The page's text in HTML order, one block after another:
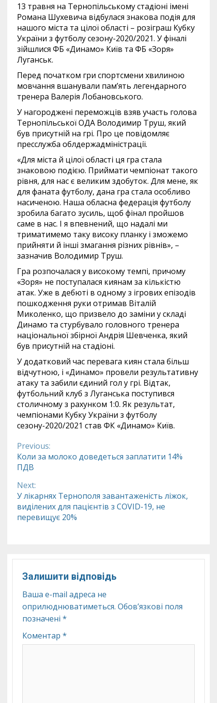
13 травня на Тернопільському стадіоні імені
Романа Шухевича відбулася знакова подія для
нашого міста та цілої області – розіграш Кубку
України з футболу сезону-2020/2021. У фіналі
зійшлися ФБ «Динамо» Київ та ФБ «Зоря»
Луганськ.
Перед початком гри спортсмени хвилиною
мовчання вшанували пам’ять легендарного
тренера Валерія Лобановського.
У нагороджені переможців взяв участь голова
Тернопільської ОДА Володимир Труш, який
був присутній на грі. Про це повідомляє
пресслужба облдержадміністрації.
«Для міста й цілої області ця гра стала
знаковою подією. Приймати чемпіонат такого
рівня, для нас є великим здобуток. Для мене, як
для фаната футболу, дана гра стала особливо
насиченою. Наша обласна федерація футболу
зробила багато зусиль, щоб фінал пройшов
саме в нас. І я впевнений, що надалі ми
триматимемо таку високу планку і зможемо
прийняти й інші змагання різних рівнів», –
зазначив Володимир Труш.
Гра розпочалася у високому темпі, причому
«Зоря» не поступалася киянам за кількістю
атак. Уже в дебюті в одному з ігрових епізодів
пошкодження руки отримав Віталій
Миколенко, що призвело до заміни у складі
Динамо та стурбувало головного тренера
національної збірної Андрія Шевченка, який
був присутній на стадіоні.
У додатковий час перевага киян стала більш
відчутною, і «Динамо» провели результативну
атаку та забили єдиний гол у грі. Відтак,
футбольний клуб з Луганська поступився
столичному з рахунком 1:0. Як результат,
чемпіонами Кубку України з футболу
сезону-2020/2021 став ФК «Динамо» Київ.
Continue
Reading
Previous:
Коли за молоко доведеться заплатити 14%
ПДВ
Next:
У лікарнях Тернополя завантаженість ліжок,
виділених для пацієнтів з COVID-19, не
перевищує 20%
Залишити відповідь
Ваша e-mail адреса не
оприлюднюватиметься. Обов’язкові поля
позначені *
Коментар *